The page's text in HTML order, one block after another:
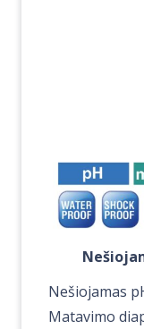
Nešiojamas
Matavimo